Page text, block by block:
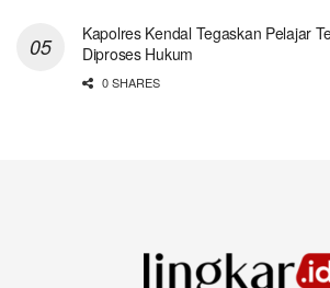
Kapolres Kendal Tegaskan Pelajar
Diproses Hukum
0 SHARES